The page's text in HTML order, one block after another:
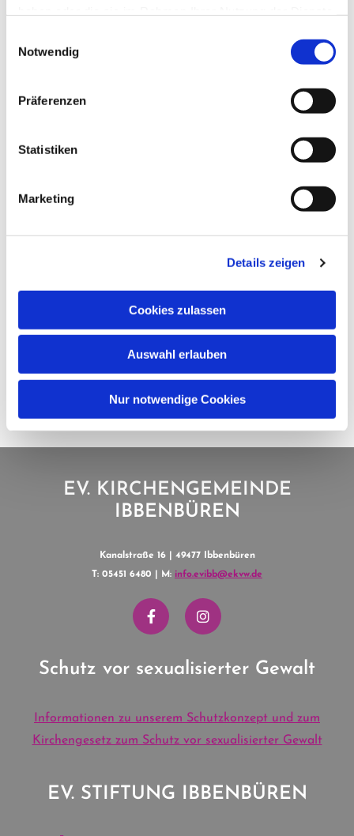
Notwendig
Präferenzen
Statistiken
Marketing
Details zeigen
Cookies zulassen
Auswahl erlauben
Nur notwendige Cookies
EV. KIRCHENGEMEINDE
IBBENBÜREN
Kanalstraße 16 | 49477 Ibbenbüren
T: 05451 6480 | M: info.evibb@ekvw.de
Schutz vor sexualisierter Gewalt
Informationen zu unserem Schutzkonzept und zum
Kirchengesetz zum Schutz vor sexualisierter Gewalt
EV. STIFTUNG IBBENBÜREN